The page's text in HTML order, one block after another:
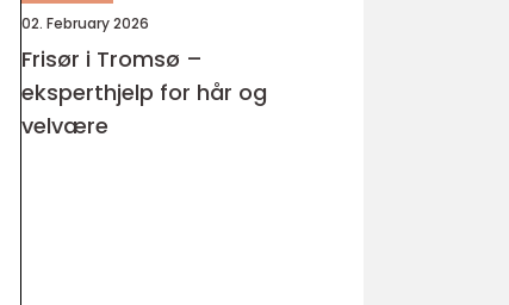
02. February 2026
Frisør i Tromsø –
eksperthjelp for hår og
velvære